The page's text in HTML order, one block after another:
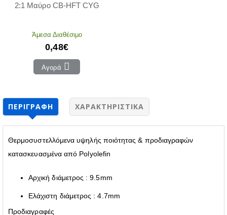
2:1 Μαύρο CB-HFT CYG
Άμεσα Διαθέσιμο
0,48€
Αγορά
ΠΕΡΙΓΡΑΦΉ ΧΑΡΑΚΤΗΡΙΣΤΙΚΆ
Θερμοσυστελλόμενα υψηλής ποιότητας & προδιαγραφών
κατασκευασμένα από Polyolefin
Αρχική διάμετρος : 9.5mm
Ελάχιστη διάμετρος : 4.7mm
Προδιαγραφές